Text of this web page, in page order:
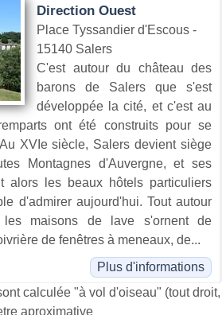
Direction Ouest
Place Tyssandier d'Escous -
15140 Salers
C'est autour du château des
barons de Salers que s'est
développée la cité, et c'est au
ont été construits pour se
XVIe siècle, Salers devient siège
Montagnes d'Auvergne, et ses
alors les beaux hôtels particuliers
d'admirer aujourd'hui. Tout autour
maisons de lave s'ornent de
de fenêtres à meneaux, de...
Plus d'informations
calculée "à vol d'oiseau" (tout droit,
aproximative